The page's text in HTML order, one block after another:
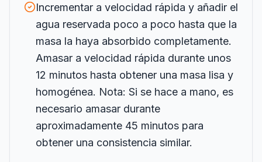
Incrementar a velocidad rápida y añadir el
agua reservada poco a poco hasta que la
masa la haya absorbido completamente.
Amasar a velocidad rápida durante unos
12 minutos hasta obtener una masa lisa y
homogénea. Nota: Si se hace a mano, es
necesario amasar durante
aproximadamente 45 minutos para
obtener una consistencia similar.